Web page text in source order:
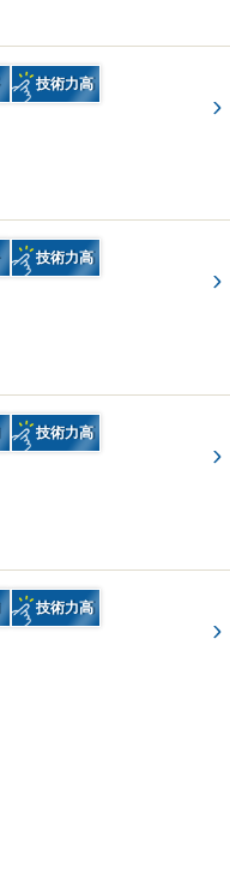
技術力高
技術力高
技術力高
技術力高